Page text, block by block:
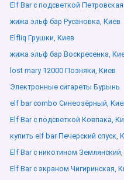
Elf Bar с подсветкой
жижа эльф бар Русановка, Киев
Elfliq Грушки, Киев
жижа эльф бар Воскресенка,
lost mary 12000 Позняки, Киев
Электронные сигареты Бурынь
elf bar combo Синеозёрный,
Elf Bar с подсветкой Ковпака,
купить elf bar Печерский спуск,
Elf Bar с никотином
Elf Bar с экраном Чигиринская,